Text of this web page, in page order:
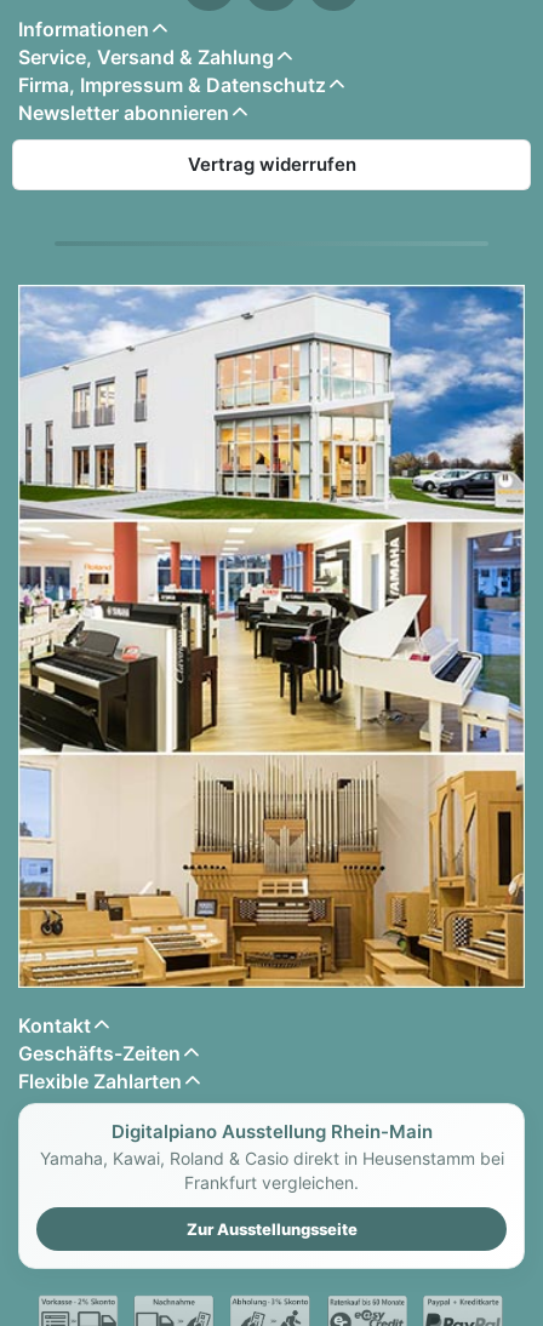
Klangerzeugung, sondern z. B. auch die
Kombination des akustischen Klangs mit einem
digitalen Klang oder die Wiedergabe von Songs
via Bluetooth-Audio.
Weiterlesen....
Tastatur
Mechanik:
Millenium III
Tastenbelag:
Acryl/Phenol Belag
Hammerkern:
Mahagoni
Hammerfilz:
mit Unterfilz
Konstruktion
Resonanzboden Material:Massive Fichte,
verjüngend
Resonanzboden Fläche:1,32 m²
Rasten:
Tastenklappe:langsam schließend
Rollen:
Einzelrollen
Pedale:
max.klingende Saitenlänge: 1157 mm
ja, unter dem Spieltisch
Maße / Oberfläche
Breite in cm:149
Höhe in cm:114
Tiefe in cm:57
Farben:
Schwarz poliert mit silber Hardware, Weiß
poliert mit silber Hardware
Digital:
Integrated Hammer Sensing
System (IHSS), optisch
Anschlagsdynamikkurven:
Light+, Light,
Informationen
Service, Versand & Zahlung
Firma, Impressum & Datenschutz
Newsletter abonnieren
Vertrag widerrufen
Kontakt
Geschäfts-Zeiten
Flexible Zahlarten
Digitalpiano Ausstellung Rhein-Main
Yamaha, Kawai, Roland & Casio direkt in Heusenstamm bei
Frankfurt vergleichen.
Zur Ausstellungsseite